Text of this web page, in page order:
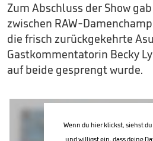
Zum Abschluss der Show
zwischen RAW-
die frisch zurückgekehrte
Gastkommentatorin Becky
auf beide gesprengt wurde.
Wenn du hier klickst, siehst
und willigst ein, dass deine